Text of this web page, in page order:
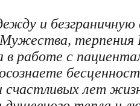
и безграничную
терпения
в работе с
счастливых лет